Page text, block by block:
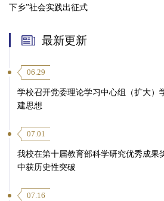
下乡”社会实践出征式
最新更新
06.29
学校召开党委理论学习中心组（扩大）
建思想
07.01
我校在第十届教育部科学研究优秀成果
中获历史性突破
07.16